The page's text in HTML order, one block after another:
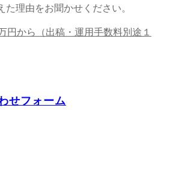
た理由をお聞かせください。
円から（出稿・運用手数料別途１
せフォーム